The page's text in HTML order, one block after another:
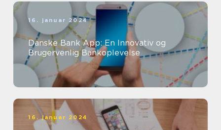
16. januar 2024
Danske Bank App: En Innovativ og
Brugervenlig Bankoplevelse
16. januar 2024